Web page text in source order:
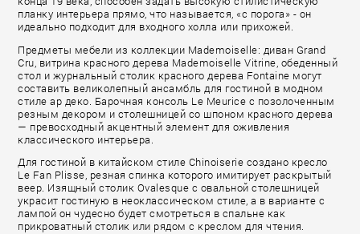
планку интерьера прямо, что называется, «с порога» - он
идеально подходит для входного холла или прихожей.
Предметы мебели из коллекции Mademoiselle: диван Grand
Cru, витрина красного дерева Mademoiselle Vitrine, обеденный
стол и журнальный столик красного дерева Fontaine могут
составить великолепный ансамбль для гостиной в модном
стиле ар деко. Барочная консоль Le Meurice с позолоченным
резным декором и столешницей со шпоном красного дерева
— превосходный акцентный элемент для оживления
классического интерьера.
Для гостиной в китайском стиле Chinoiserie создано кресло
Le Fan Plisse, резная спинка которого имитирует раскрытый
веер. Изящный столик Ovalesque с овальной столешницей
украсит гостиную в неоклассическом стиле, а в варианте с
лампой он чудесно будет смотреться в спальне как
прикроватный столик или рядом с креслом для чтения.